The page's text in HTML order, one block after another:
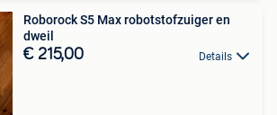
Roborock S5 Max robotstofzuiger en
dweil
€ 215,00 Details